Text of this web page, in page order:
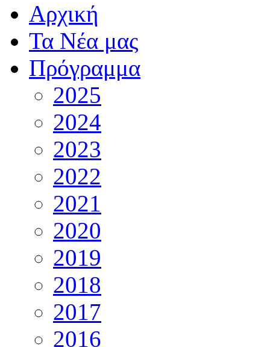
Αρχική
Τα Νέα μας
Πρόγραμμα
2025
2024
2023
2022
2021
2020
2019
2018
2017
2016